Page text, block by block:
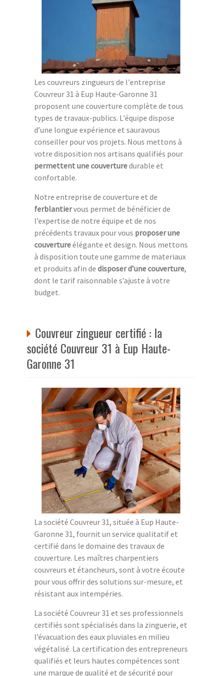
Les couvreurs zingueurs de l'entreprise
Couvreur 31 à Eup Haute-Garonne 31
proposent une couverture complète de tous
types de travaux-publics. L'équipe dispose
d’une longue expérience et sauravous
conseiller pour vos projets. Nous mettons à
votre disposition nos artisans qualifiés pour
permettent une couverturedurable et
confortable.
Notre entreprise de couverture et de
ferblantiervous permet de bénéficier de
l’expertise de notre équipe et de nos
précédents travaux pour vous proposer une
couvertureélégante et design. Nous mettons
à disposition toute une gamme de materiaux
et produits afin de disposer d’une couverture,
dont le tarif raisonnable s’ajuste à votre
budget.
Couvreur zingueur certifié : la
société Couvreur 31 à Eup Haute-
Garonne 31
La société Couvreur 31, située à Eup Haute-
Garonne 31, fournit un service qualitatif et
certifié dans le domaine des travaux de
couverture. Les maîtres charpentiers
couvreurs et étancheurs, sont à votre écoute
pour vous offrir des solutions sur-mesure, et
résistant aux intempéries.
La société Couvreur 31 et ses professionnels
certifiés sont spécialisés dans la zinguerie, et
l’évacuation des eaux pluviales en milieu
végétalisé. La certification des entrepreneurs
qualifiés et leurs hautes compétences sont
une marque de qualité et de sécurité pour